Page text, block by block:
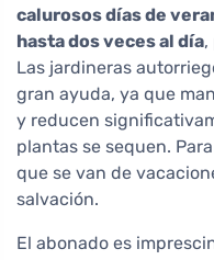
calurosos días de
hasta dos veces al día,
Las jardineras
gran ayuda, ya que
y reducen
plantas se sequen.
que se van de
salvación.
El abonado es